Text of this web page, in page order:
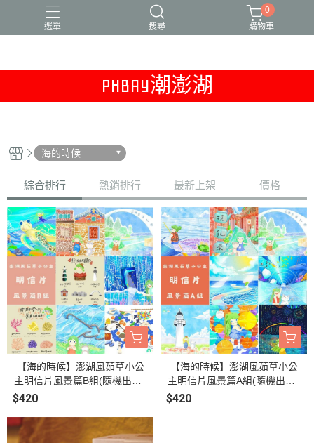
選單 搜尋
新品上市 本月精選 澎湖冷凍專區
0
購物車
PHBAY潮澎湖
海的時候
綜合排行 熱銷排行 最新上架 價格
【海的時候】澎湖風茹草小公
主明信片風景篇B組(隨機出貨6
$420
【海的時候】澎湖風茹草小公
主明信片風景篇A組(隨機出貨6
$420